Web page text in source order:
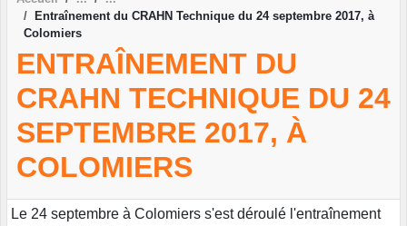
Entraînement du CRAHN Technique du 24 septembre 2017, à
Colomiers
ENTRAÎNEMENT DU
CRAHN TECHNIQUE DU 24
SEPTEMBRE 2017, À
COLOMIERS
Le 24 septembre à Colomiers s'est déroulé l'entraînement